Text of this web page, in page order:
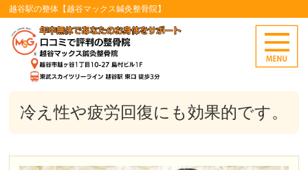
越谷駅の整体【越谷マックス鍼灸整骨院】
冷え性や疲労回復にも効果的です。